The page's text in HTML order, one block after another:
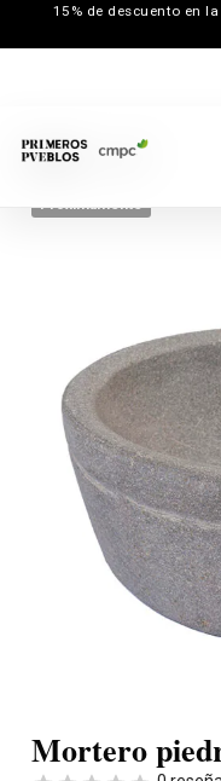
Próximamente
Mortero